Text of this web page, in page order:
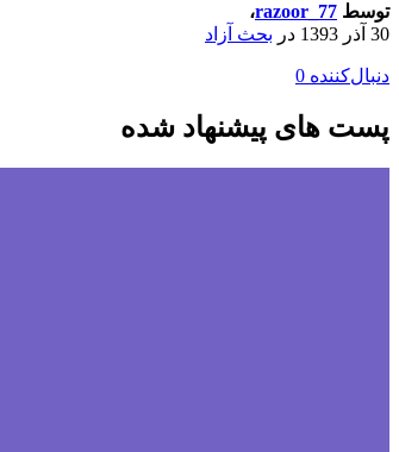
توسط razoor_77،
30 آذر 1393
در بحث آزاد
دنبال‌کننده 0
پست های پیشنهاد شده